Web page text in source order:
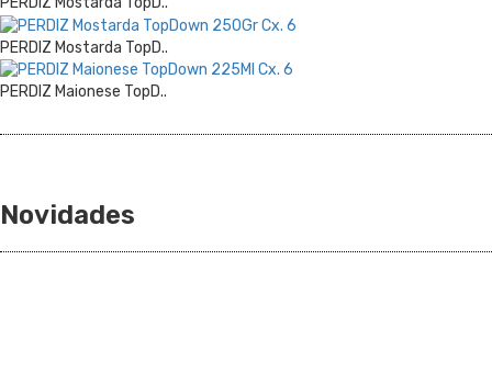
PERDIZ Mostarda TopD..
PERDIZ Maionese TopD..
Novidades